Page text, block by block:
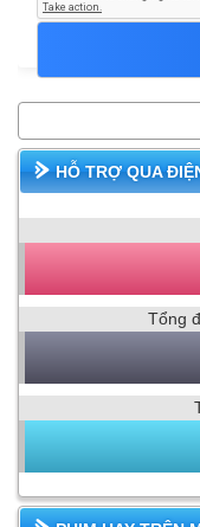
HỖ TRỢ QUA
Tổng